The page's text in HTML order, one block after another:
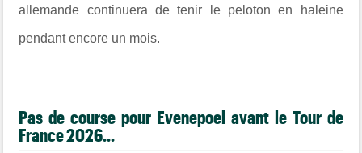
allemande continuera de tenir le peloton en haleine
pendant encore un mois.
Pas de course pour Evenepoel avant le Tour de
France 2026...